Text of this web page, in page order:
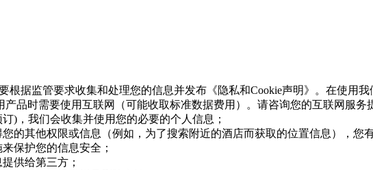
根据监管要求收集和处理您的信息并发布《隐私和Cookie声明》。在使用
产品时需要使用互联网（可能收取标准数据费用）。请咨询您的互联网服务
)，我们会收集并使用您的必要的个人信息；
的其他权限或信息（例如，为了搜索附近的酒店而获取的位置信息），您
保护您的信息安全；
供给第三方；